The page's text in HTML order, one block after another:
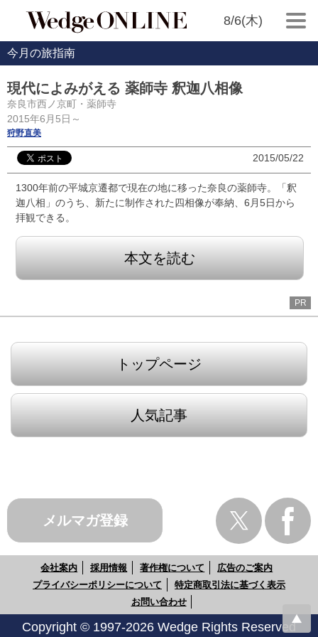
8/6(木)
今月の旅指南
現代によみがえる 薬師寺 釈迦八相像
奈良市西ノ京町・薬師寺
2015年6月5日～
狩野直美
2015/05/22
1300年前の平城京遷都で現在の地に移った奈良の薬師寺。「釈
迦八相」のうち、新たに制作された四相像が奉納、6月5日から
拝観できる。
本文を読む
PR
トップページ
人気記事
メルマガ登録
会社案内 採用情報 著作権について
広告のご案内
プライバシーポリシーについて
特定商取引法に基づく表示
お問い合わせ
Copyright © 1997-2026 Wedge Rights Reserved